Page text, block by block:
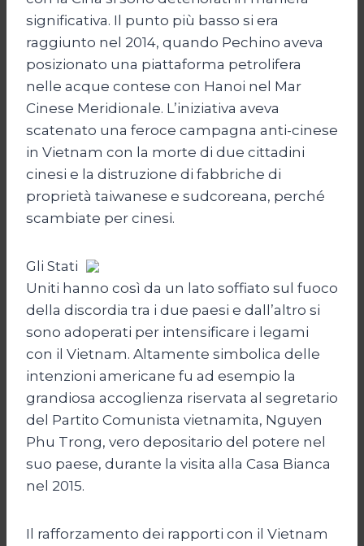
significativa. Il punto più basso si era
raggiunto nel 2014, quando Pechino aveva
posizionato una piattaforma petrolifera
nelle acque contese con Hanoi nel Mar
Cinese Meridionale. L’iniziativa aveva
scatenato una feroce campagna anti-cinese
in Vietnam con la morte di due cittadini
cinesi e la distruzione di fabbriche di
proprietà taiwanese e sudcoreana, perché
scambiate per cinesi.
Gli Stati
Uniti hanno così da un lato soffiato sul fuoco
della discordia tra i due paesi e dall’altro si
sono adoperati per intensificare i legami
con il Vietnam. Altamente simbolica delle
intenzioni americane fu ad esempio la
grandiosa accoglienza riservata al segretario
del Partito Comunista vietnamita, Nguyen
Phu Trong, vero depositario del potere nel
suo paese, durante la visita alla Casa Bianca
nel 2015.
Il rafforzamento dei rapporti con il Vietnam